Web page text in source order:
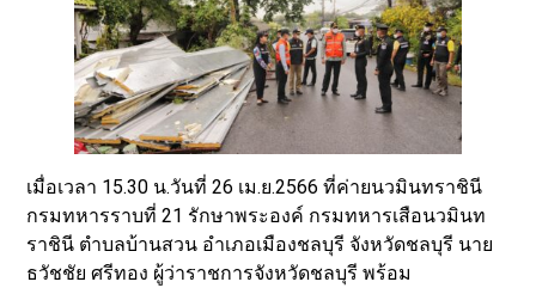
เมื่อเวลา 15.30 น.วันที่ 26 เม.ย.2566 ที่ค่ายนวมินทราชินี
กรมทหารราบที่ 21 รักษาพระองค์ กรมทหารเสือนวมินท
ราชินี ตำบลบ้านสวน อำเภอเมืองชลบุรี จังหวัดชลบุรี นาย
ธวัชชัย ศรีทอง ผู้ว่าราชการจังหวัดชลบุรี พร้อม